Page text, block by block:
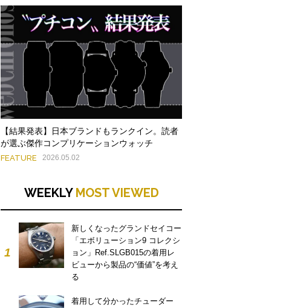
【結果発表】日本ブランドもランクイン。読者
が選ぶ傑作コンプリケーションウォッチ
FEATURE 2026.05.02
WEEKLY MOST VIEWED
1
新しくなったグランドセイコー
「エボリューション9 コレクシ
ョン」Ref.SLGB015の着用レ
ビューから製品の“価値”を考え
る
着用して分かったチューダー